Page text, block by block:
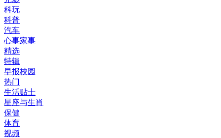
科玩
科普
汽车
心事家事
精选
特辑
早报校园
热门
生活贴士
星座与生肖
保健
体育
视频